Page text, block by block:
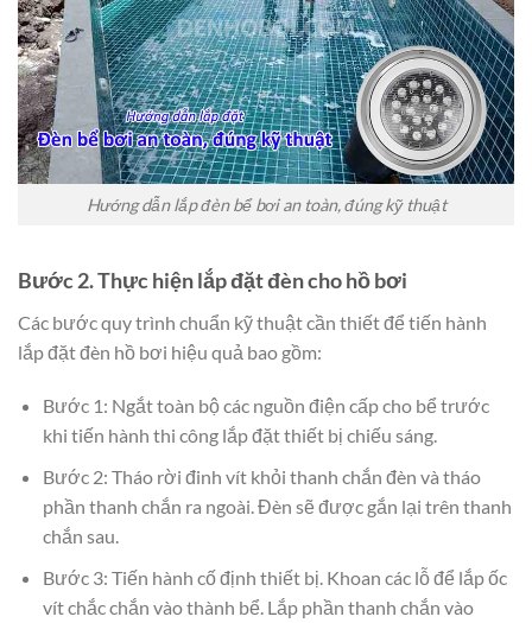
Hướng dẫn lắp đèn bể bơi an toàn, đúng kỹ thuật
Bước 2. Thực hiện lắp đặt đèn cho hồ bơi
Các bước quy trình chuẩn kỹ thuật cần thiết để tiến hành
lắp đặt đèn hồ bơi hiệu quả bao gồm:
Bước 1: Ngắt toàn bộ các nguồn điện cấp cho bể trước
khi tiến hành thi công lắp đặt thiết bị chiếu sáng.
Bước 2: Tháo rời đinh vít khỏi thanh chắn đèn và tháo
phần thanh chắn ra ngoài. Đèn sẽ được gắn lại trên thanh
chắn sau.
Bước 3: Tiến hành cố định thiết bị. Khoan các lỗ để lắp ốc
vít chắc chắn vào thành bể. Lắp phần thanh chắn vào